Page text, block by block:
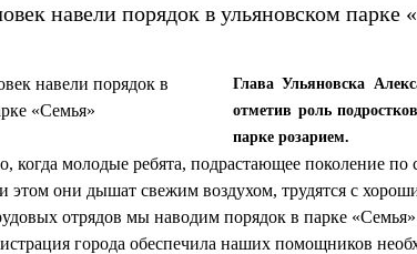
навели порядок в ульяновском парке
Глава Ульяновска
отметив роль
парке розарием.
когда молодые ребята, подрастающее поколение
этом они дышат свежим воздухом, трудятся с
отрядов мы наводим порядок в парке
города обеспечила наших помощников